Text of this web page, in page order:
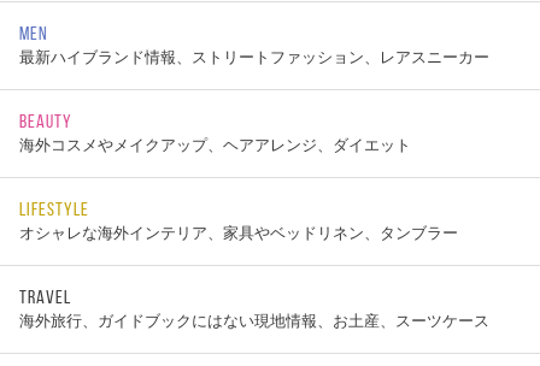
MEN
最新ハイブランド情報、ストリートファッション、レアスニーカー
BEAUTY
海外コスメやメイクアップ、ヘアアレンジ、ダイエット
LIFESTYLE
オシャレな海外インテリア、家具やベッドリネン、タンブラー
TRAVEL
海外旅行、ガイドブックにはない現地情報、お土産、スーツケース